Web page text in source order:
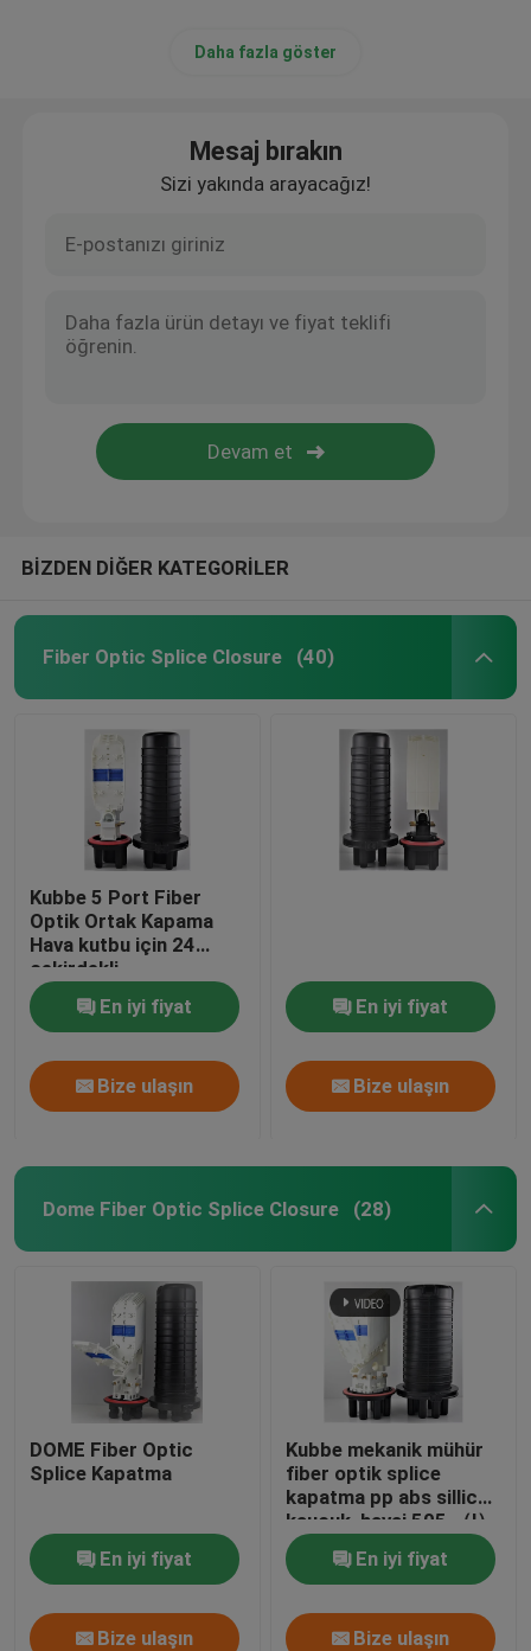
Daha fazla göster
Mesaj bırakın
Sizi yakında arayacağız!
BİZDEN DİĞER KATEGORİLER
Fiber Optic Splice Closure (40)
Kubbe 5 Port Fiber
Optik Ortak Kapama
Hava kutbu için 24
çekirdekli
En iyi fiyat
Bize ulaşın
En iyi fiyat
Bize ulaşın
Dome Fiber Optic Splice Closure (28)
DOME Fiber Optic
Splice Kapatma
En iyi fiyat
Bize ulaşın
Kubbe mekanik mühür
fiber optik splice
kapatma pp abs sillicon
kauçuk, havai 505 （l）
xd200mm
max288core, GJS20-
DM0
En iyi fiyat
Bize ulaşın